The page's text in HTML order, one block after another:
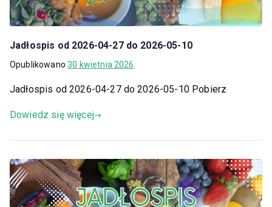
Jadłospis od 2026-04-27 do 2026-05-10
Opublikowano30 kwietnia 2026
Jadłospis od 2026-04-27 do 2026-05-10 Pobierz
Dowiedz się więcej